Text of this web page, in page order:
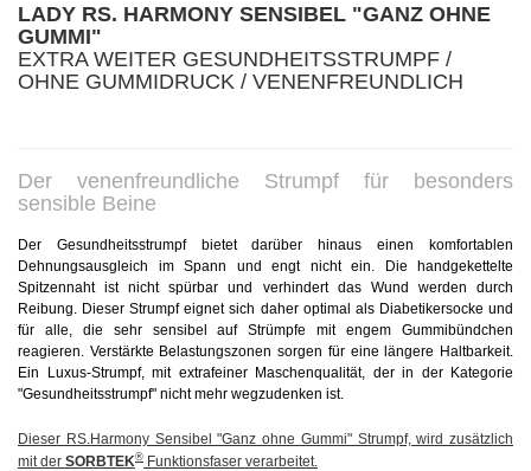
LADY RS. HARMONY SENSIBEL "GANZ OHNE
GUMMI"
EXTRA WEITER GESUNDHEITSSTRUMPF /
OHNE GUMMIDRUCK / VENENFREUNDLICH
Der venenfreundliche Strumpf für besonders
sensible Beine
Der Gesundheitsstrumpf bietet darüber hinaus einen komfortablen
Dehnungsausgleich im Spann und engt nicht ein. Die handgekettelte
Spitzennaht ist nicht spürbar und verhindert das Wund werden durch
Reibung. Dieser Strumpf eignet sich daher optimal als Diabetikersocke und
für alle, die sehr sensibel auf Strümpfe mit engem Gummibündchen
reagieren. Verstärkte Belastungszonen sorgen für eine längere Haltbarkeit.
Ein Luxus-Strumpf, mit extrafeiner Maschenqualität, der in der Kategorie
"Gesundheitsstrumpf" nicht mehr wegzudenken ist.
Dieser RS.Harmony Sensibel "Ganz ohne Gummi" Strumpf, wird zusätzlich
mit der SORBTEK® Funktionsfaser verarbeitet.